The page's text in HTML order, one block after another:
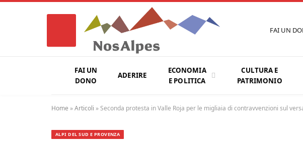
FAI UN
FAI UN
DONO
ADERIRE
ECONOMIA
E POLITICA
CULTURA E
PATRIMONIO
Home »Articoli »Seconda protesta in Valle Roja per le migliaia di contravvenzioni sul
ALPI DEL SUD E PROVENZA